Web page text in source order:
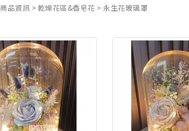
商品資訊 > 乾燥花區&香皂花 > 永生花玻璃罩